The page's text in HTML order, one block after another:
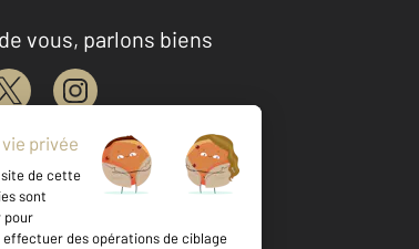
vous, parlons biens